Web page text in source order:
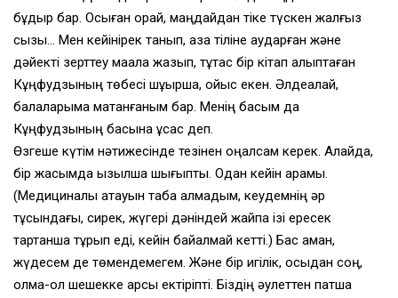
бұдыр бар. Осыған орай, маңдайдан тіке түскен жалғыз
сызық… Мен кейінірек танып, қазақ тіліне аударған және
дәйекті зерттеу мақала жазып, тұтас бір кітап қалыптаған
Кұңфудзының төбесі шұқыршақ, ойыс екен. Әлдеқалай,
балаларыма мақтанғаным бар. Менің басым да
Кұңфудзының басына ұқсас деп.
Өзгеше күтім нәтижесінде тезінен оңалсам керек. Алайда,
бір жасымда қызылша шығыпты. Одан кейін қарамық.
(Медициналық атауын таба алмадым, кеудемнің әр
тұсындағы, сирек, жүгері дәніндей жайпақ ізі ересек
тартқанша тұрып еді, кейін байқалмай кетті.) Бас аман,
жүдесем де төмендемегем. Және бір игілік, осыдан соң,
қолма-қол шешекке қарсы ектіріпті. Біздің әулеттен патша